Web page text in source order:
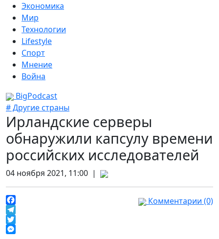
Экономика
Мир
Технологии
Lifestyle
Спорт
Мнение
Война
BigPodcast
# Другие страны
Ирландские серверы
обнаружили капсулу времени
российских исследователей
04 ноября 2021, 11:00 |
Facebook
Telegram
Twitter
Комментарии (0)